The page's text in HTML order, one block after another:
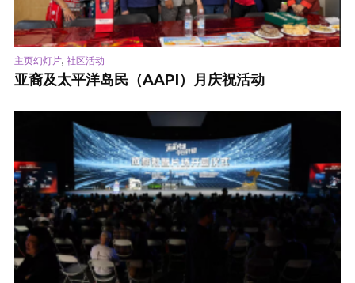
主页幻灯片, 社区活动
亚裔及太平洋岛民（AAPI）月庆祝活动